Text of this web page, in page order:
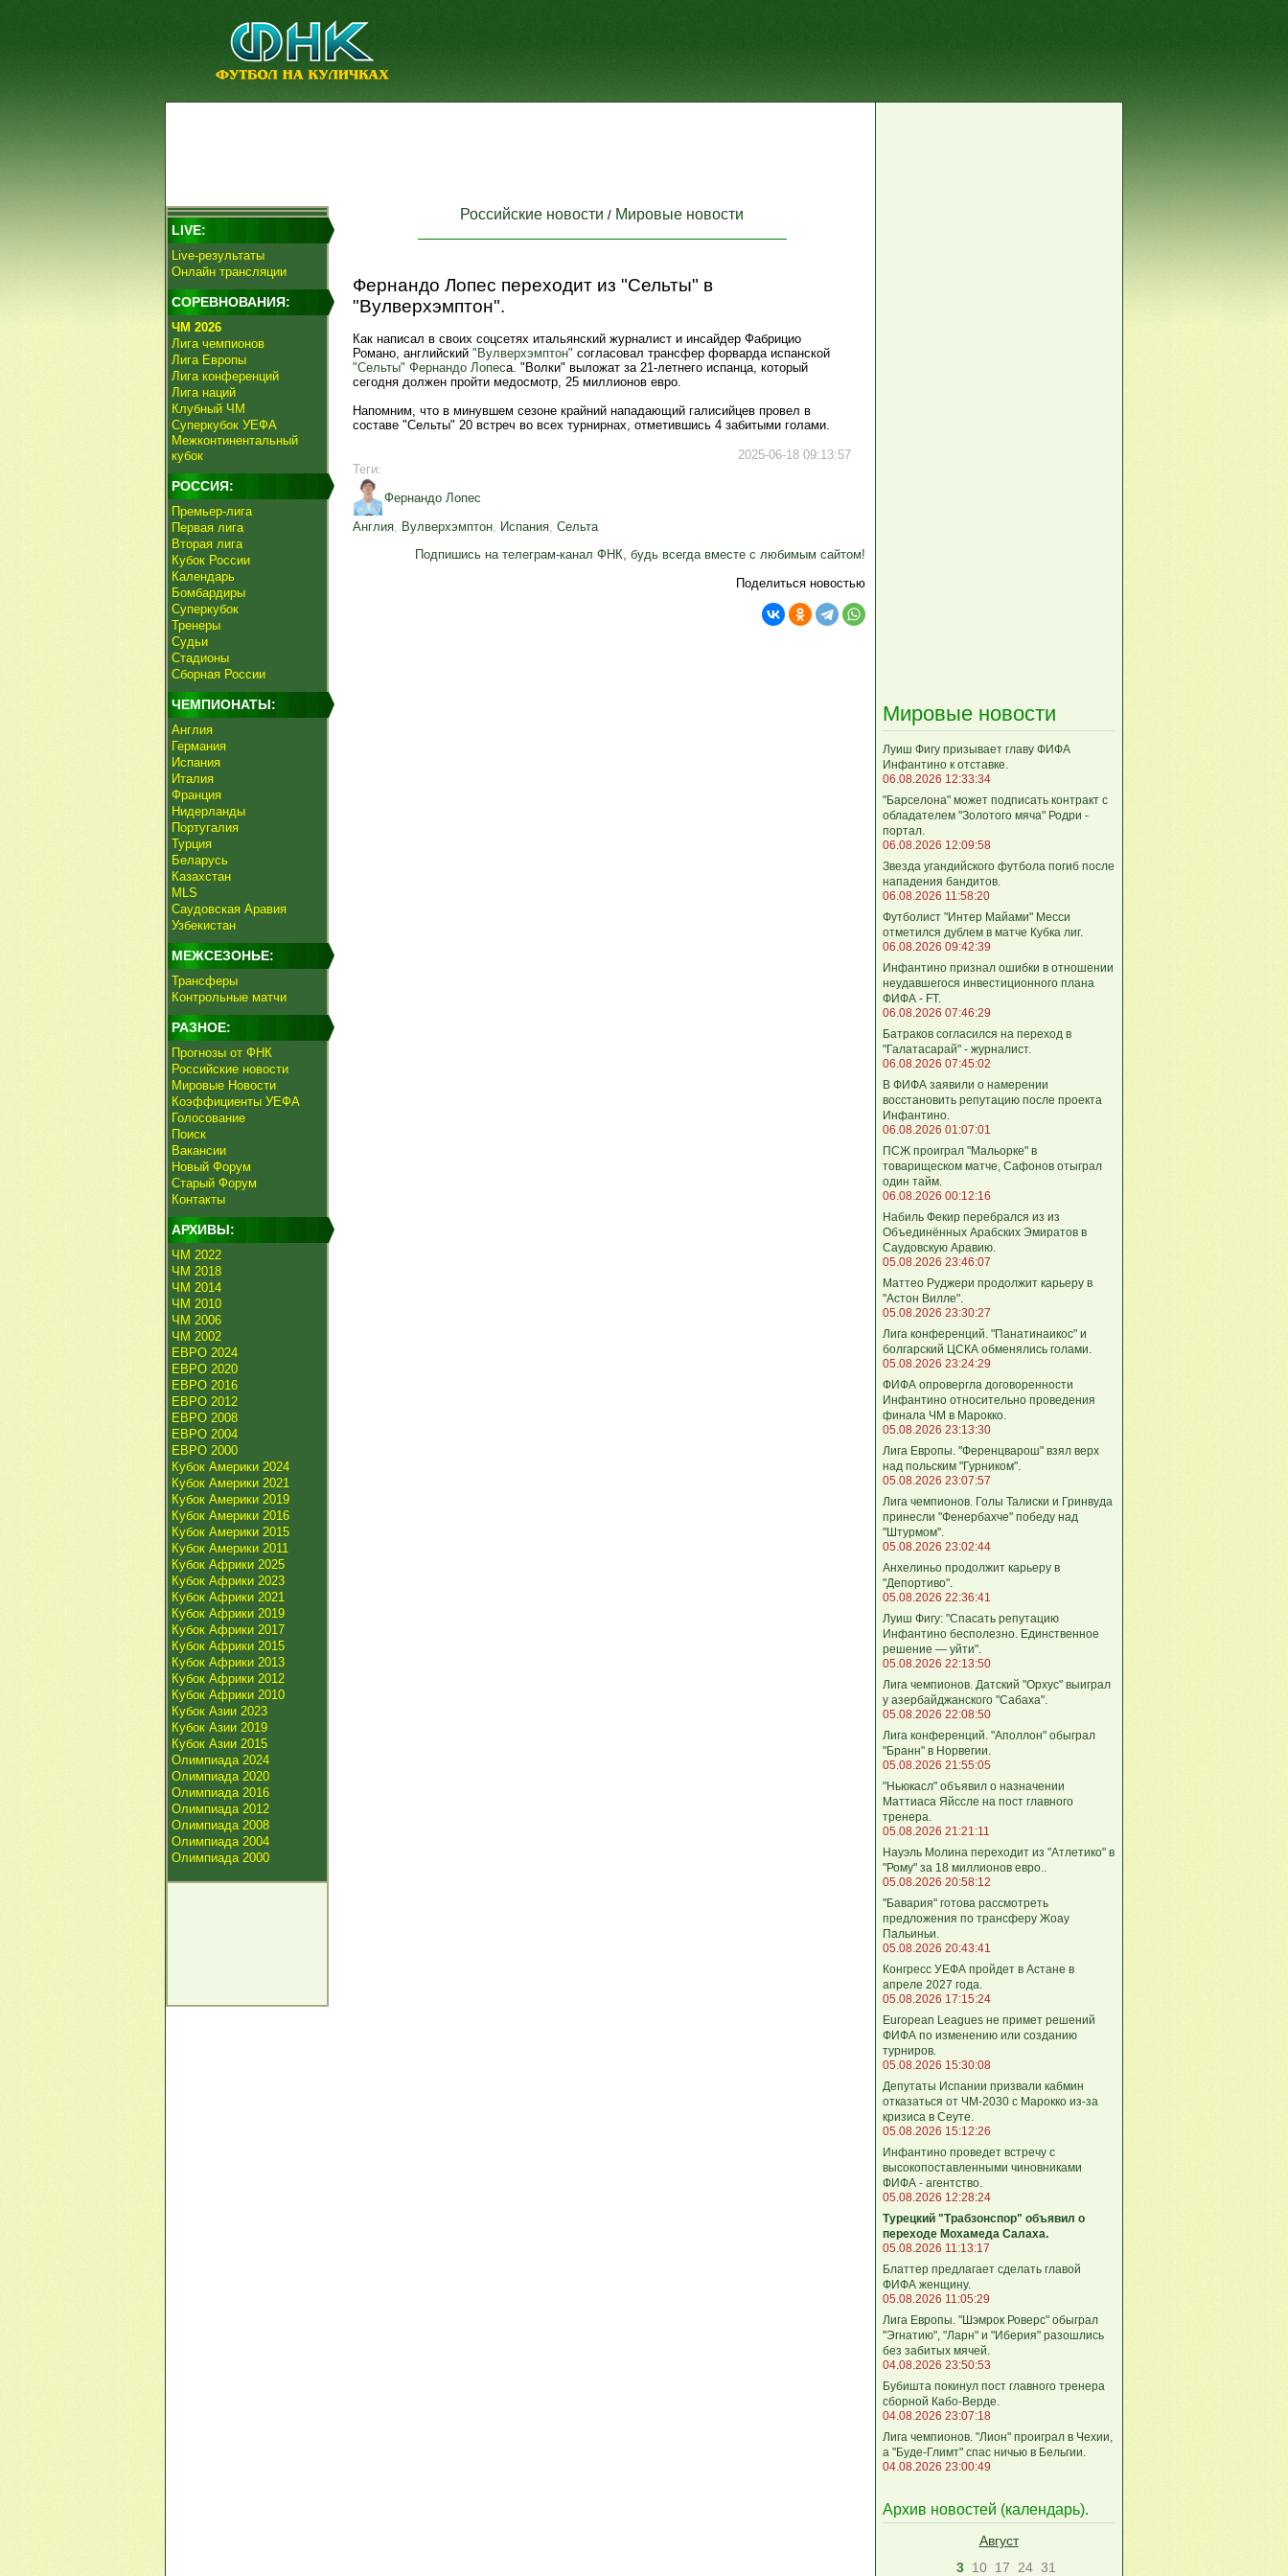
LIVE:
Live-результаты
Онлайн трансляции
СОРЕВНОВАНИЯ:
ЧМ 2026
Лига чемпионов
Лига Европы
Лига конференций
Лига наций
Клубный ЧМ
Суперкубок УЕФА
Межконтинентальный
кубок
РОССИЯ:
Премьер-лига
Первая лига
Вторая лига
Кубок России
Календарь
Бомбардиры
Суперкубок
Тренеры
Судьи
Стадионы
Сборная России
ЧЕМПИОНАТЫ:
Англия
Германия
Испания
Италия
Франция
Нидерланды
Португалия
Турция
Беларусь
Казахстан
MLS
Саудовская Аравия
Узбекистан
МЕЖСЕЗОНЬЕ:
Трансферы
Контрольные матчи
РАЗНОЕ:
Прогнозы от ФНК
Российские новости
Мировые Новости
Коэффициенты УЕФА
Голосование
Поиск
Вакансии
Новый Форум
Старый Форум
Контакты
АРХИВЫ:
ЧМ 2022
ЧМ 2018
ЧМ 2014
ЧМ 2010
ЧМ 2006
ЧМ 2002
ЕВРО 2024
ЕВРО 2020
ЕВРО 2016
ЕВРО 2012
ЕВРО 2008
ЕВРО 2004
ЕВРО 2000
Кубок Америки 2024
Кубок Америки 2021
Кубок Америки 2019
Кубок Америки 2016
Кубок Америки 2015
Кубок Америки 2011
Кубок Африки 2025
Кубок Африки 2023
Кубок Африки 2021
Кубок Африки 2019
Кубок Африки 2017
Кубок Африки 2015
Кубок Африки 2013
Кубок Африки 2012
Кубок Африки 2010
Кубок Азии 2023
Кубок Азии 2019
Кубок Азии 2015
Олимпиада 2024
Олимпиада 2020
Олимпиада 2016
Олимпиада 2012
Олимпиада 2008
Олимпиада 2004
Олимпиада 2000
Российские новости / Мировые новости
Фернандо Лопес переходит из "Сельты" в
"Вулверхэмптон".
Как написал в своих соцсетях итальянский журналист и инсайдер Фабрицио
Романо, английский "Вулверхэмптон" согласовал трансфер форварда испанской
"Сельты" Фернандо Лопеса. "Волки" выложат за 21-летнего испанца, который
сегодня должен пройти медосмотр, 25 миллионов евро.
Напомним, что в минувшем сезоне крайний нападающий галисийцев провел в
составе "Сельты" 20 встреч во всех турнирнах, отметившись 4 забитыми голами.
2025-06-18 09:13:57
Теги:
Фернандо Лопес
Англия, Вулверхэмптон, Испания, Сельта
Подпишись на телеграм-канал ФНК, будь всегда вместе с любимым сайтом!
Поделиться новостью
Мировые новости
Луиш Фигу призывает главу ФИФА
Инфантино к отставке.
06.08.2026 12:33:34
"Барселона" может подписать контракт с
обладателем "Золотого мяча" Родри -
портал.
06.08.2026 12:09:58
Звезда угандийского футбола погиб после
нападения бандитов.
06.08.2026 11:58:20
Футболист "Интер Майами" Месси
отметился дублем в матче Кубка лиг.
06.08.2026 09:42:39
Инфантино признал ошибки в отношении
неудавшегося инвестиционного плана
ФИФА - FT.
06.08.2026 07:46:29
Батраков согласился на переход в
"Галатасарай" - журналист.
06.08.2026 07:45:02
В ФИФА заявили о намерении
восстановить репутацию после проекта
Инфантино.
06.08.2026 01:07:01
ПСЖ проиграл "Мальорке" в
товарищеском матче, Сафонов отыграл
один тайм.
06.08.2026 00:12:16
Набиль Фекир перебрался из из
Объединённых Арабских Эмиратов в
Саудовскую Аравию.
05.08.2026 23:46:07
Маттео Руджери продолжит карьеру в
"Астон Вилле".
05.08.2026 23:30:27
Лига конференций. "Панатинаикос" и
болгарский ЦСКА обменялись голами.
05.08.2026 23:24:29
ФИФА опровергла договоренности
Инфантино относительно проведения
финала ЧМ в Марокко.
05.08.2026 23:13:30
Лига Европы. "Ференцварош" взял верх
над польским "Гурником".
05.08.2026 23:07:57
Лига чемпионов. Голы Талиски и Гринвуда
принесли "Фенербахче" победу над
"Штурмом".
05.08.2026 23:02:44
Анхелиньо продолжит карьеру в
"Депортиво".
05.08.2026 22:36:41
Луиш Фигу: "Спасать репутацию
Инфантино бесполезно. Единственное
решение — уйти".
05.08.2026 22:13:50
Лига чемпионов. Датский "Орхус" выиграл
у азербайджанского "Сабаха".
05.08.2026 22:08:50
Лига конференций. "Аполлон" обыграл
"Бранн" в Норвегии.
05.08.2026 21:55:05
"Ньюкасл" объявил о назначении
Маттиаса Яйссле на пост главного
тренера.
05.08.2026 21:21:11
Науэль Молина переходит из "Атлетико" в
"Рому" за 18 миллионов евро..
05.08.2026 20:58:12
"Бавария" готова рассмотреть
предложения по трансферу Жоау
Пальиньи.
05.08.2026 20:43:41
Конгресс УЕФА пройдет в Астане в
апреле 2027 года.
05.08.2026 17:15:24
European Leagues не примет решений
ФИФА по изменению или созданию
турниров.
05.08.2026 15:30:08
Депутаты Испании призвали кабмин
отказаться от ЧМ-2030 с Марокко из-за
кризиса в Сеуте.
05.08.2026 15:12:26
Инфантино проведет встречу с
высокопоставленными чиновниками
ФИФА - агентство.
05.08.2026 12:28:24
Турецкий "Трабзонспор" объявил о
переходе Мохамеда Салаха.
05.08.2026 11:13:17
Блаттер предлагает сделать главой
ФИФА женщину.
05.08.2026 11:05:29
Лига Европы. "Шэмрок Роверс" обыграл
"Эгнатию", "Ларн" и "Иберия" разошлись
без забитых мячей.
04.08.2026 23:50:53
Бубишта покинул пост главного тренера
сборной Кабо-Верде.
04.08.2026 23:07:18
Лига чемпионов. "Лион" проиграл в Чехии,
а "Буде-Глимт" спас ничью в Бельгии.
04.08.2026 23:00:49
Архив новостей (календарь).
Август
3 10 17 24 31